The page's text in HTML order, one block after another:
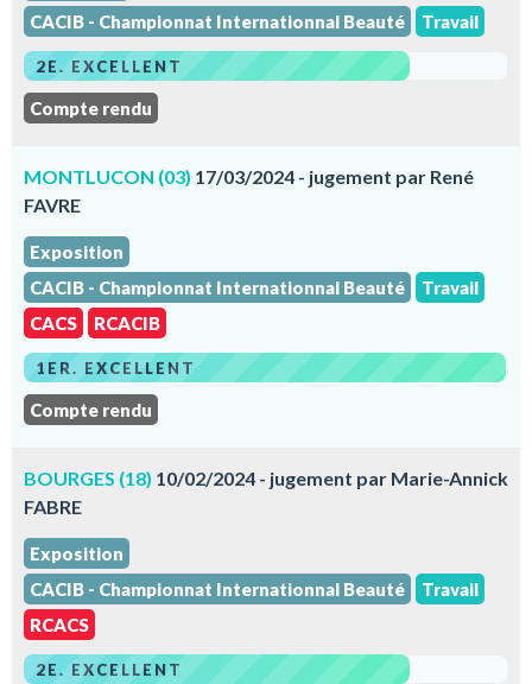
CACIB - Championnat Internationnal Beauté
Travail
2E. EXCELLENT
Compte rendu
MONTLUCON (03) 17/03/2024 - jugement par René
FAVRE
Exposition
CACIB - Championnat Internationnal Beauté
Travail
CACS
RCACIB
1ER. EXCELLENT
Compte rendu
BOURGES (18) 10/02/2024 - jugement par Marie-Annick
FABRE
Exposition
CACIB - Championnat Internationnal Beauté
Travail
RCACS
2E. EXCELLENT